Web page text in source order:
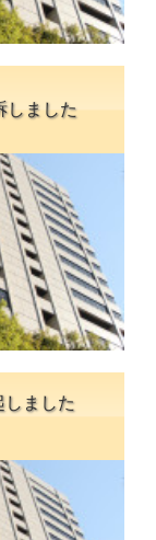
しました
しました